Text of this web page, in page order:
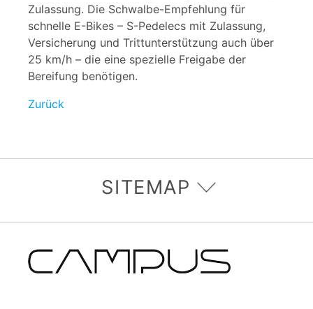
Zulassung. Die Schwalbe-Empfehlung für
schnelle E-Bikes – S-Pedelecs mit Zulassung,
Versicherung und Trittunterstützung auch über
25 km/h – die eine spezielle Freigabe der
Bereifung benötigen.
Zurück
SITEMAP